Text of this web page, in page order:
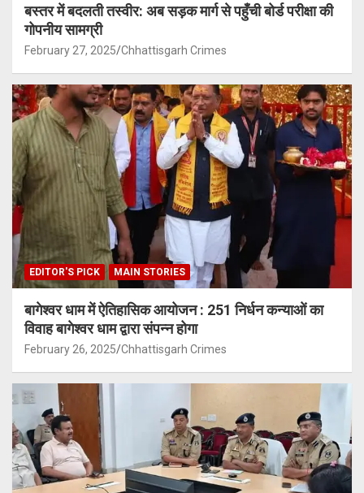
बस्तर में बदलती तस्वीर: अब सड़क मार्ग से पहुँची बोर्ड परीक्षा की
गोपनीय सामग्री
February 27, 2025 Chhattisgarh Crimes
EDITOR'S PICK MAIN STORIES
बागेश्वर धाम में ऐतिहासिक आयोजन : 251 निर्धन कन्याओं का
विवाह बागेश्वर धाम द्वारा संपन्न होगा
February 26, 2025 Chhattisgarh Crimes